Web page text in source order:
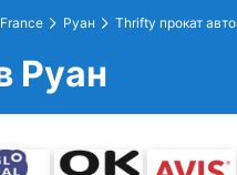
France Руан Thrifty прокат
Руан